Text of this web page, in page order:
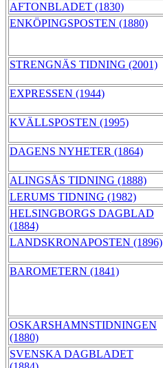
AFTONBLADET (1830)
ENKÖPINGSPOSTEN (1880)
STRENGNÄS TIDNING (2001)
EXPRESSEN (1944)
KVÄLLSPOSTEN (1995)
DAGENS NYHETER (1864)
ALINGSÅS TIDNING (1888)
LERUMS TIDNING (1982)
HELSINGBORGS DAGBLAD
(1884)
LANDSKRONAPOSTEN (1896)
BAROMETERN (1841)
OSKARSHAMNSTIDNINGEN
(1880)
SVENSKA DAGBLADET